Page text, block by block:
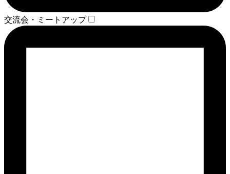
交流会・ミートアップ